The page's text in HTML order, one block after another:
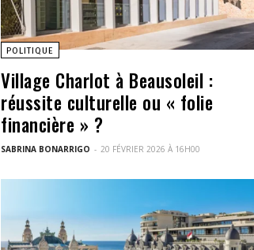
POLITIQUE
Village Charlot à Beausoleil :
réussite culturelle ou « folie
financière » ?
SABRINA BONARRIGO - 20 FÉVRIER 2026 À 16H00